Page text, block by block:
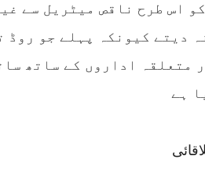
اس طرح ناقص میٹریل سے
دیتے کیونکہ پہلے جو
متعلقہ اداروں کے ساتھ
ہے